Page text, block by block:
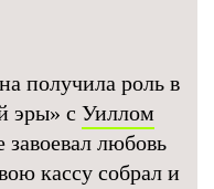
получила роль в
эры» с Уиллом
завоевал любовь
кассу собрал и